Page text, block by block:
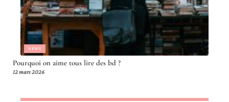
NEWS
Pourquoi on aime tous lire des bd ?
12 mars 2026